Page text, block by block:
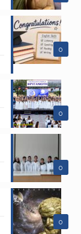
0
0
0
0